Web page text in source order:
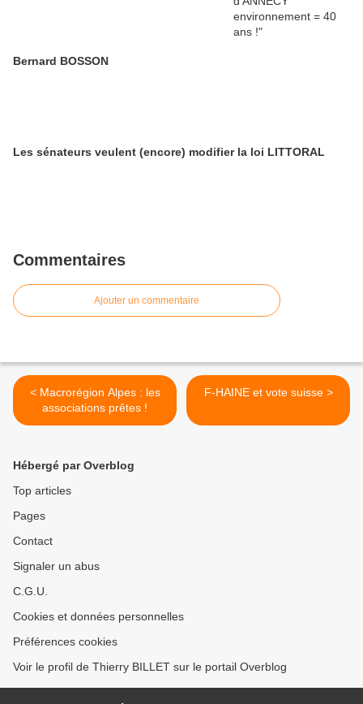
Bernard BOSSON
Les sénateurs veulent (encore) modifier la loi LITTORAL
Commentaires
Ajouter un commentaire
< Macrorégion Alpes : les
associations prêtes !
F-HAINE et vote suisse >
Hébergé par Overblog
Top articles
Pages
Contact
Signaler un abus
C.G.U.
Cookies et données personnelles
Préférences cookies
Voir le profil de Thierry BILLET sur le portail Overblog